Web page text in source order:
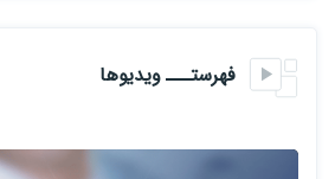
اساس الزامات مدیریت کیفیت و اساس الزامات
فهرستـــ ویدیوها